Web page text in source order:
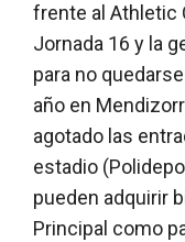
frente al Athletic
Jornada 16 y la
para no
año en
agotado las
estadio
pueden adquirir
Principal como